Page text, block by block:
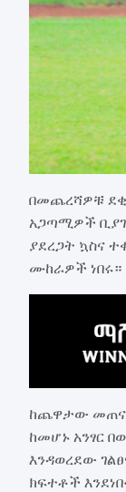
በመጨረሻዎቹ
አጋጣሚዎች
ያደረጋት ኳስና
ሙከራዎች ነበሩ።
ከጨዋታው
ከመሆኑ አንፃር
እንዳወረደው
ክፍተቶች